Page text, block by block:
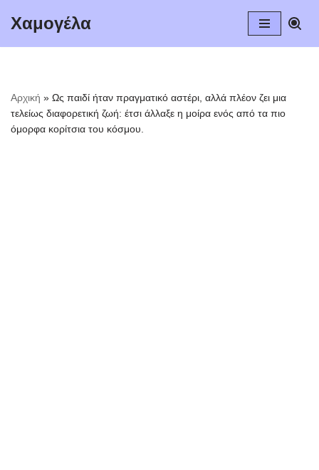
Χαμογέλα
Αρχική » Ως παιδί ήταν πραγματικό αστέρι, αλλά πλέον ζει μια
τελείως διαφορετική ζωή: έτσι άλλαξε η μοίρα ενός από τα πιο
όμορφα κορίτσια του κόσμου.